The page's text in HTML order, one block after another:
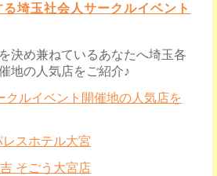
る埼玉社会人サークルイベント
決め兼ねているあなたへ埼玉各
地の人気店をご紹介♪
クルイベント開催地の人気店を
レスホテル大宮
そごう大宮店